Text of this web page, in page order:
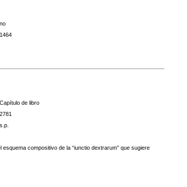
no
1464
Capítulo de libro
2781
s.p.
compositivo de la “iunctio dextrarum” que sugiere